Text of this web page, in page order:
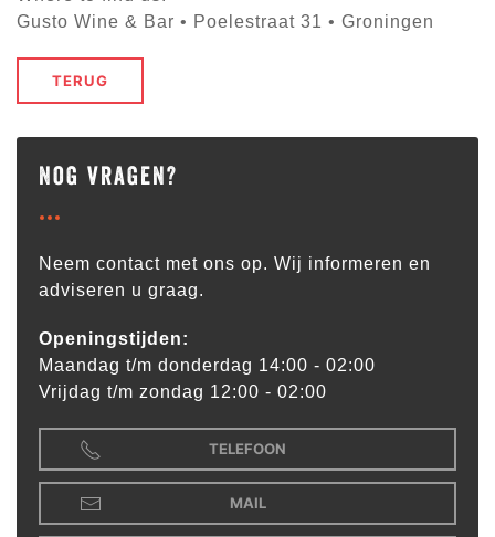
Gusto Wine & Bar • Poelestraat 31 • Groningen
TERUG
Nog vragen?
Neem contact met ons op. Wij informeren en
adviseren u graag.
Openingstijden:
Maandag t/m donderdag 14:00 - 02:00
Vrijdag t/m zondag 12:00 - 02:00
TELEFOON
MAIL